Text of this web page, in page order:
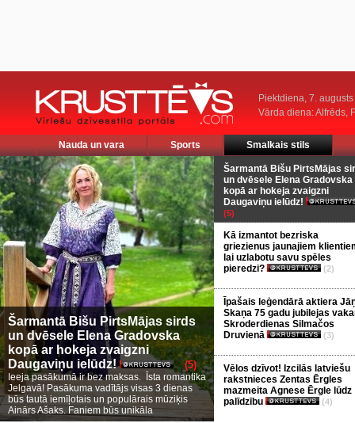
Piektdiena, 7. augusts
Vārda diena: Alfrēds,
Nauda un vara Sports Smalkais stils
Šarmantā Bišu PirtsMājas sirds
un dvēsele Elena Gradovska
kopā ar hokeja zvaigzni
Daugaviņu ielūdz!
(5)
Ieeja pasākumā ir bez maksas. Īsta romantika
Jelgavā! Pasākuma vadītājs visas 3 dienas
būs tautā iemīļotais un populārais mūziķis
Ainārs Ašaks. Faniem būs unikāla
Šarmantā Bišu PirtsMājas
un dvēsele Elena Gradovska
kopā ar hokeja zvaigzni
Daugaviņu ielūdz!
(5)
Kā izmantot bezriska
griezienus jaunajiem
lai uzlabotu savu spēles
pieredzi?
(2)
Īpašais leģendārā aktiera
Skaņa 75 gadu jubilejas
Skroderdienas Silmačos
Druvienā
(3)
Vēlos dzīvot! Izcilās latviešu
rakstnieces Zentas Ērgles
mazmeita Agnese Ērgle lūdz
palīdzību
(4)